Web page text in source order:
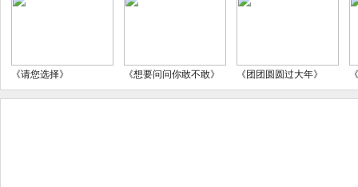
《请您选择》 《想要问问你敢不敢》 《团团圆圆过大年》